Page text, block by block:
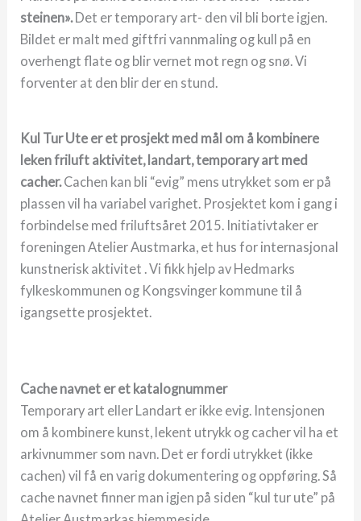
steinen».Det er temporary art- den vil bli borte igjen.
Bildet er malt med giftfri vannmaling og kull på en
overhengt flate og blir vernet mot regn og snø. Vi
forventer at den blir der en stund.
Kul Tur Ute er et prosjekt med mål om å kombinere
leken friluft aktivitet, landart, temporary art med
cacher. Cachen kan bli “evig” mens utrykket som er på
plassen vil ha variabel varighet. Prosjektet kom i gang i
forbindelse med friluftsåret 2015. Initiativtaker er
foreningen Atelier Austmarka, et hus for internasjonal
kunstnerisk aktivitet . Vi fikk hjelp av Hedmarks
fylkeskommunen og Kongsvinger kommune til å
igangsette prosjektet.
Cache navnet er et katalognummer
Temporary art eller Landart er ikke evig. Intensjonen
om å kombinere kunst, lekent utrykk og cacher vil ha et
arkivnummer som navn. Det er fordi utrykket (ikke
cachen) vil få en varig dokumentering og oppføring. Så
cache navnet finner man igjen på siden “kul tur ute” på